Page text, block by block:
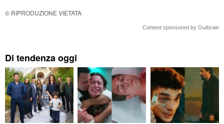
© RIPRODUZIONE VIETATA
Content sponsored by Outbrain
Di tendenza oggi